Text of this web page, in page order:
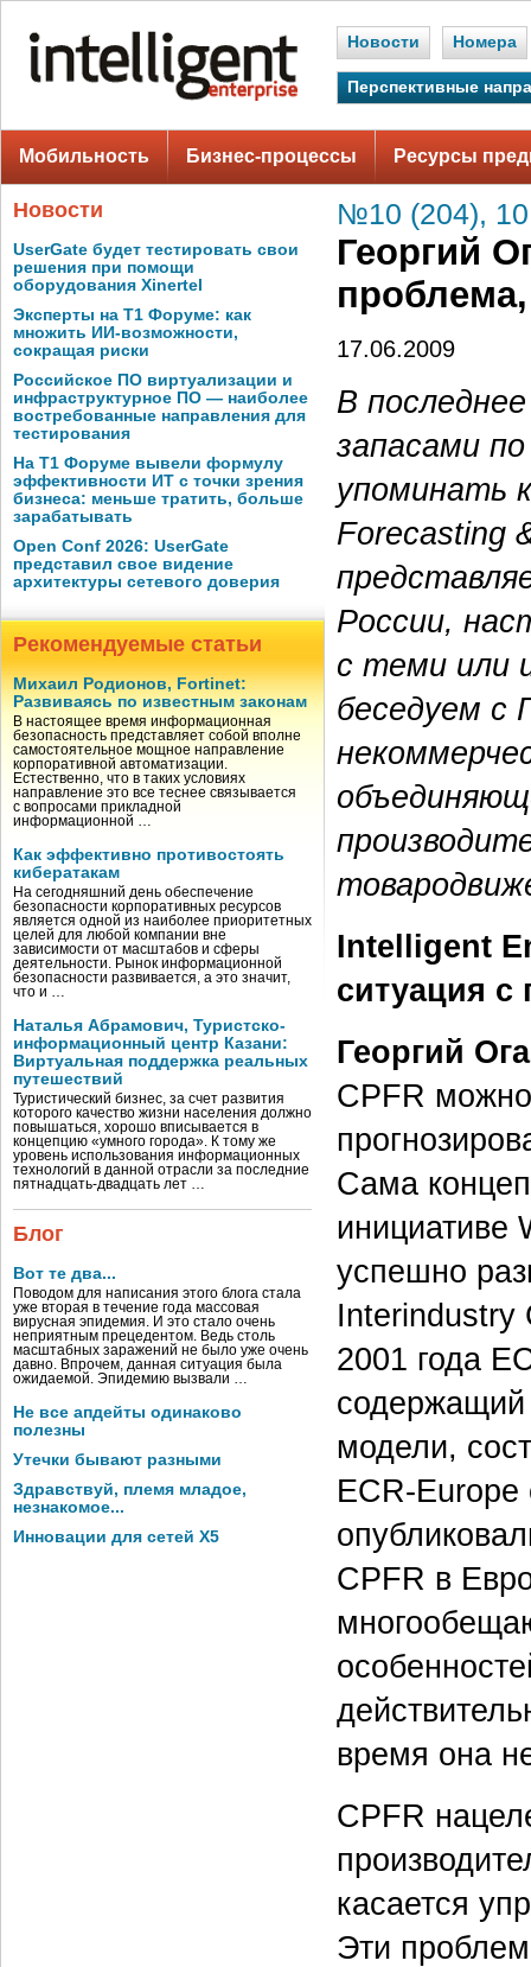
Новости Номера
Перспективные
Мобильность Бизнес-процессы Ресурсы
Новости
UserGate будет тестировать свои
решения при помощи
оборудования Xinertel
Эксперты на Т1 Форуме: как
множить ИИ-возможности,
сокращая риски
Российское ПО виртуализации и
инфраструктурное ПО — наиболее
востребованные направления для
тестирования
На Т1 Форуме вывели формулу
эффективности ИТ с точки зрения
бизнеса: меньше тратить, больше
зарабатывать
Open Conf 2026: UserGate
представил свое видение
архитектуры сетевого доверия
Рекомендуемые статьи
Михаил Родионов, Fortinet:
Развиваясь по известным законам
В настоящее время информационная
безопасность представляет собой вполне
самостоятельное мощное направление
корпоративной автоматизации.
Естественно, что в таких условиях
направление это все теснее связывается
с вопросами прикладной
информационной …
Как эффективно противостоять
кибератакам
На сегодняшний день обеспечение
безопасности корпоративных ресурсов
является одной из наиболее приоритетных
целей для любой компании вне
зависимости от масштабов и сферы
деятельности. Рынок информационной
безопасности развивается, а это значит,
что и …
Наталья Абрамович, Туристско-
информационный центр Казани:
Виртуальная поддержка реальных
путешествий
Туристический бизнес, за счет развития
которого качество жизни населения должно
повышаться, хорошо вписывается в
концепцию «умного города». К тому же
уровень использования информационных
технологий в данной отрасли за последние
пятнадцать-двадцать лет …
Блог
Вот те два...
Поводом для написания этого блога стала
уже вторая в течение года массовая
вирусная эпидемия. И это стало очень
неприятным прецедентом. Ведь столь
масштабных заражений не было уже очень
давно. Впрочем, данная ситуация была
ожидаемой. Эпидемию вызвали …
Не все апдейты одинаково
полезны
Утечки бывают разными
Здравствуй, племя младое,
незнакомое...
Инновации для сетей X5
№10 (204),
Георгий
17.06.2009
В
запасами
упоминать
Forecasting
России,
с теми или
беседуем с
Intelligent
ситуация
Георгий
CPFR
Сама
инициативе
успешно
Interindustry
2001 года
модели,
ECR-Europe
CPFR в
время она
CPFR
касается
Эти